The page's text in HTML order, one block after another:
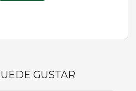
GUSTAR